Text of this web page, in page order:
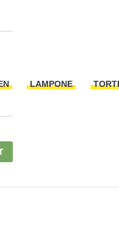
LAMPONE